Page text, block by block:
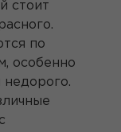
стоит
по
особенно
недорого.